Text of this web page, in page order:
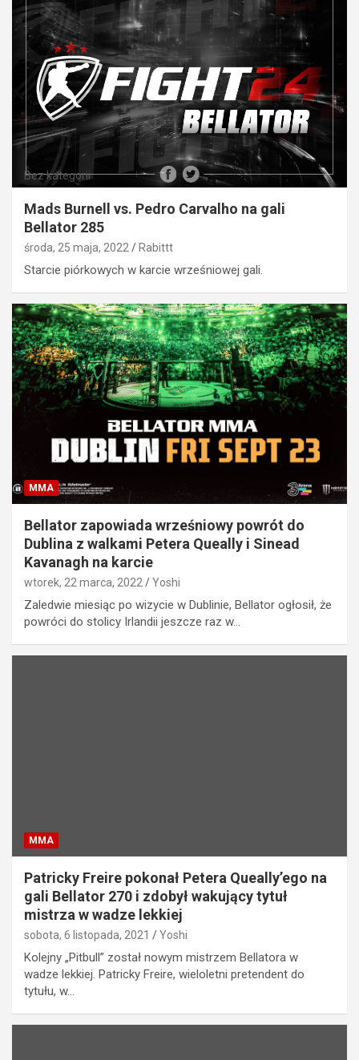
Bez kategorii
Mads Burnell vs. Pedro Carvalho na gali
Bellator 285
środa, 25 maja, 2022 Rabittt
Starcie piórkowych w karcie wrześniowej gali.
MMA
Bellator zapowiada wrześniowy powrót do
Dublina z walkami Petera Queally i Sinead
Kavanagh na karcie
wtorek, 22 marca, 2022 Yoshi
Zaledwie miesiąc po wizycie w Dublinie, Bellator ogłosił, że
powróci do stolicy Irlandii jeszcze raz w…
MMA
Patricky Freire pokonał Petera Queally’ego na
gali Bellator 270 i zdobył wakujący tytuł
mistrza w wadze lekkiej
sobota, 6 listopada, 2021 Yoshi
Kolejny „Pitbull” został nowym mistrzem Bellatora w
wadze lekkiej. Patricky Freire, wieloletni pretendent do
tytułu, w…